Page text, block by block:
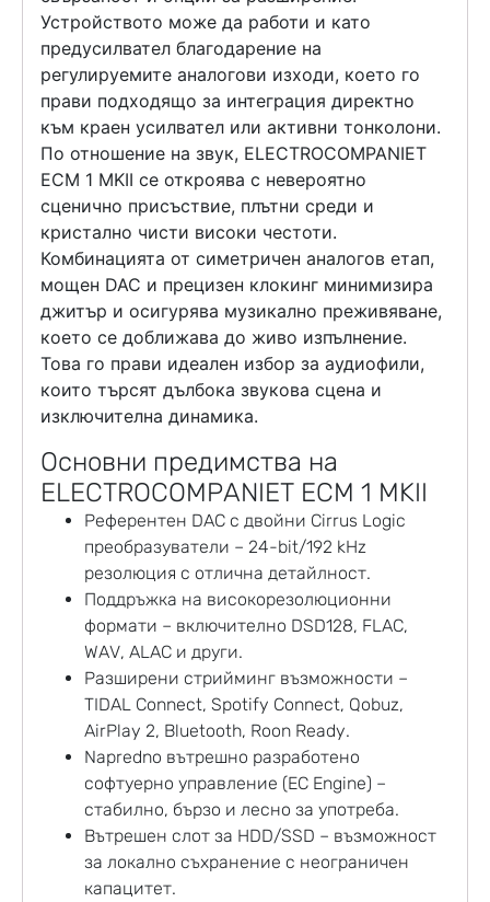
Устройството може да работи и като
предусилвател благодарение на
регулируемите аналогови изходи, което го
прави подходящо за интеграция директно
към краен усилвател или активни тонколони.
По отношение на звук, ELECTROCOMPANIET
ECM 1 MKII се откроява с невероятно
сценично присъствие, плътни среди и
кристално чисти високи честоти.
Комбинацията от симетричен аналогов етап,
мощен DAC и прецизен клокинг минимизира
джитър и осигурява музикално преживяване,
което се доближава до живо изпълнение.
Това го прави идеален избор за аудиофили,
които търсят дълбока звукова сцена и
изключителна динамика.
Основни предимства на
ELECTROCOMPANIET ECM 1 MKII
Референтен DAC с двойни Cirrus Logic
преобразуватели – 24-bit/192 kHz
резолюция с отлична детайлност.
Поддръжка на високорезолюционни
формати – включително DSD128, FLAC,
WAV, ALAC и други.
Разширени стрийминг възможности –
TIDAL Connect, Spotify Connect, Qobuz,
AirPlay 2, Bluetooth, Roon Ready.
Napredno вътрешно разработено
софтуерно управление (EC Engine) –
стабилно, бързо и лесно за употреба.
Вътрешен слот за HDD/SSD – възможност
за локално съхранение с неограничен
капацитет.